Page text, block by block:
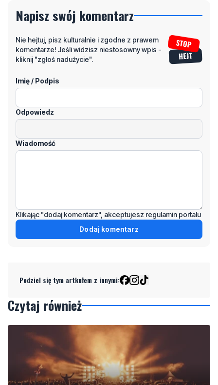
komentarze! Jeśli widzisz niestosowny wpis -
kliknij "zgłoś nadużycie".
Imię / Podpis
Odpowiedz
Wiadomość